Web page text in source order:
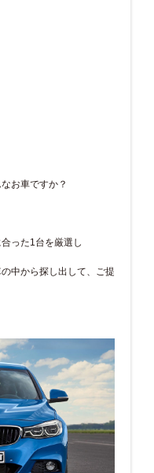
お車ですか？
った1台を厳選し
中から探し出して、ご提